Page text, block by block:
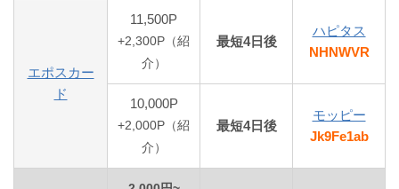
エポスカー
ド
11,500P
+2,300P（紹
介）
最短4日後
ハピタス
NHNWVR
10,000P
+2,000P（紹
介）
最短4日後
モッピー
Jk9Fe1ab